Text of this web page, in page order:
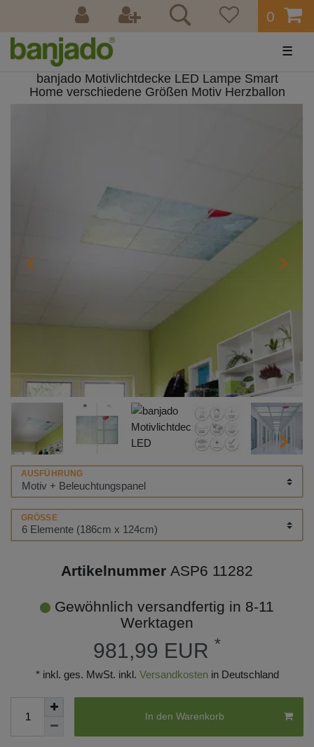
0
☰
banjado Motivlichtdecke LED Lampe Smart
Home verschiedene Größen Motiv Herzballon
AUSFÜHRUNG
GRÖSSE
Artikelnummer ASP6 11282
Gewöhnlich versandfertig in 8-11
Werktagen
981,99 EUR *
* inkl. ges. MwSt. inkl. Versandkosten in Deutschland
In den Warenkorb